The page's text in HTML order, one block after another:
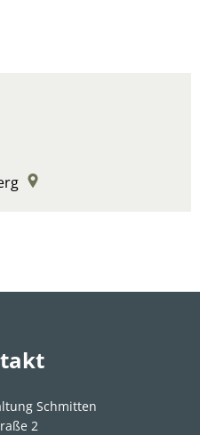
Schmitten
2